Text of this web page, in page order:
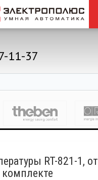
11-37
RT-821-1,
комплекте